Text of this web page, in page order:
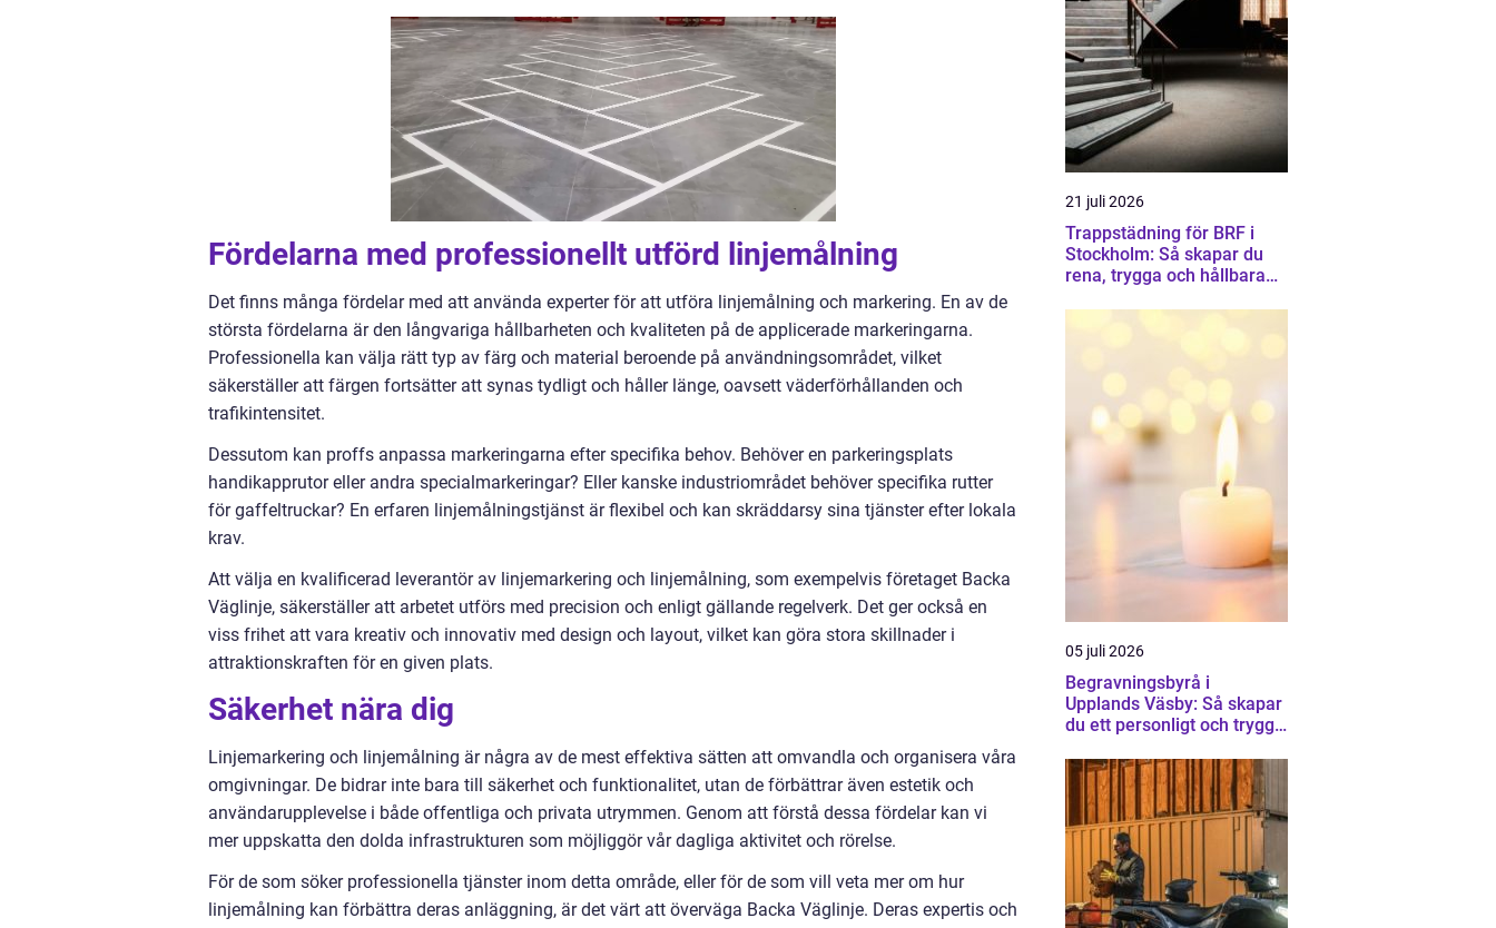
Fördelarna med professionellt utförd linjemålning
Det finns många fördelar med att använda experter för att utföra linjemålning och markering. En av de
största fördelarna är den långvariga hållbarheten och kvaliteten på de applicerade markeringarna.
Professionella kan välja rätt typ av färg och material beroende på användningsområdet, vilket
säkerställer att färgen fortsätter att synas tydligt och håller länge, oavsett väderförhållanden och
trafikintensitet.
Dessutom kan proffs anpassa markeringarna efter specifika behov. Behöver en parkeringsplats
handikapprutor eller andra specialmarkeringar? Eller kanske industriområdet behöver specifika rutter
för gaffeltruckar? En erfaren linjemålningstjänst är flexibel och kan skräddarsy sina tjänster efter lokala
krav.
Att välja en kvalificerad leverantör av linjemarkering och linjemålning, som exempelvis företaget Backa
Väglinje, säkerställer att arbetet utförs med precision och enligt gällande regelverk. Det ger också en
viss frihet att vara kreativ och innovativ med design och layout, vilket kan göra stora skillnader i
attraktionskraften för en given plats.
Säkerhet nära dig
Linjemarkering och linjemålning är några av de mest effektiva sätten att omvandla och organisera våra
omgivningar. De bidrar inte bara till säkerhet och funktionalitet, utan de förbättrar även estetik och
användarupplevelse i både offentliga och privata utrymmen. Genom att förstå dessa fördelar kan vi
mer uppskatta den dolda infrastrukturen som möjliggör vår dagliga aktivitet och rörelse.
För de som söker professionella tjänster inom detta område, eller för de som vill veta mer om hur
linjemålning kan förbättra deras anläggning, är det värt att överväga Backa Väglinje. Deras expertis och
21 juli 2026
Trappstädning för BRF i
Stockholm: Så skapar du
rena, trygga och hållbara
05 juli 2026
Begravningsbyrå i
Upplands Väsby: Så skapar
du ett personligt och tryggt